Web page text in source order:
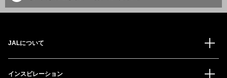
JALについて
インスピレーション